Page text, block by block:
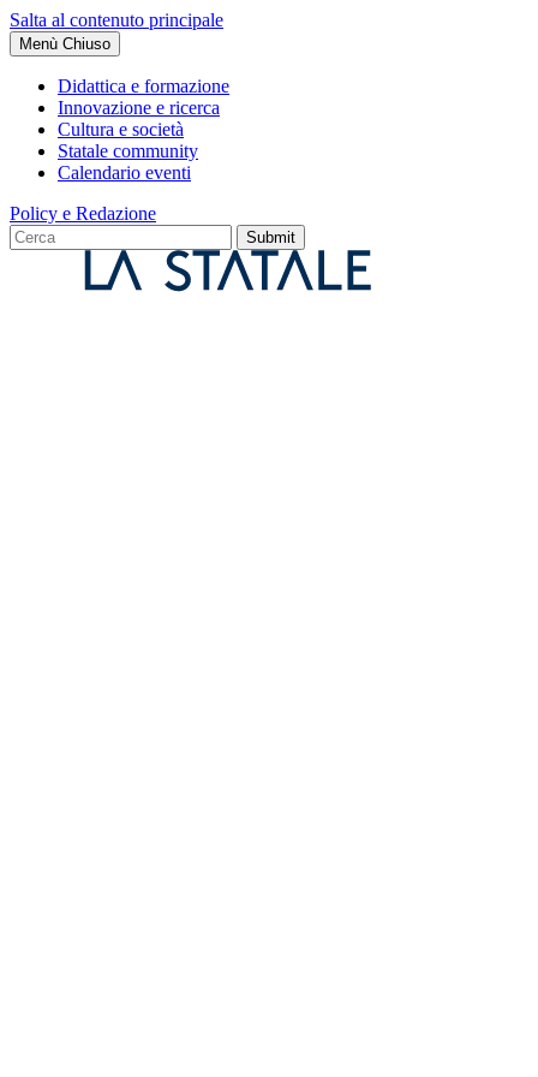
Salta al contenuto principale
Menù Chiuso
Didattica e formazione
Innovazione e ricerca
Cultura e società
Statale community
Calendario eventi
Policy e Redazione